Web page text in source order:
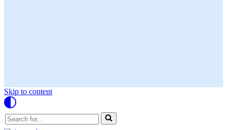
Skip to content
Search
for...